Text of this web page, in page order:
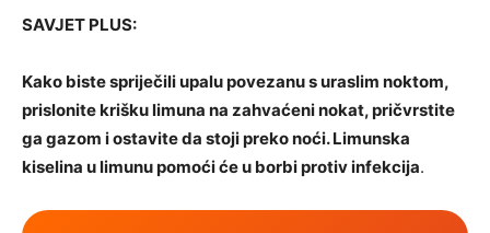
SAVJET PLUS:
Kako biste spriječili upalu povezanu s uraslim noktom,
prislonite krišku limuna na zahvaćeni nokat, pričvrstite
ga gazom i ostavite da stoji preko noći. Limunska
kiselina u limunu pomoći će u borbi protiv infekcija.